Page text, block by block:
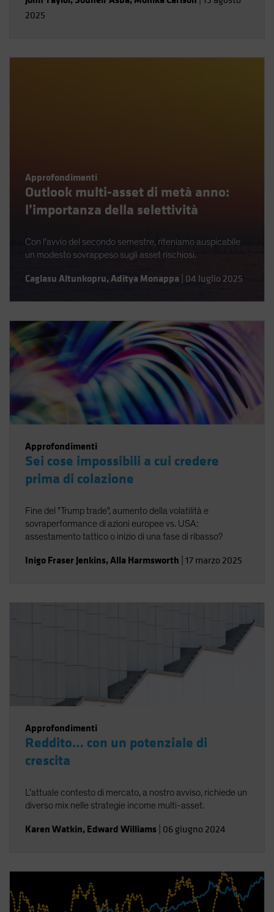
2025
Approfondimenti
Outlook multi-asset di metà anno:
l’importanza della selettività
Con l’avvio del secondo semestre, riteniamo auspicabile
un modesto sovrappeso sugli asset rischiosi.
Caglasu Altunkopru,Aditya Monappa 04 luglio 2025
Approfondimenti
Sei cose impossibili a cui credere
prima di colazione
Fine del "Trump trade", aumento della volatilità e
sovraperformance di azioni europee vs. USA:
assestamento tattico o inizio di una fase di ribasso?
Inigo Fraser Jenkins,Alla Harmsworth 17 marzo 2025
Approfondimenti
Reddito… con un potenziale di
crescita
L’attuale contesto di mercato, a nostro avviso, richiede un
diverso mix nelle strategie income multi-asset.
Karen Watkin, Edward Williams 06 giugno 2024